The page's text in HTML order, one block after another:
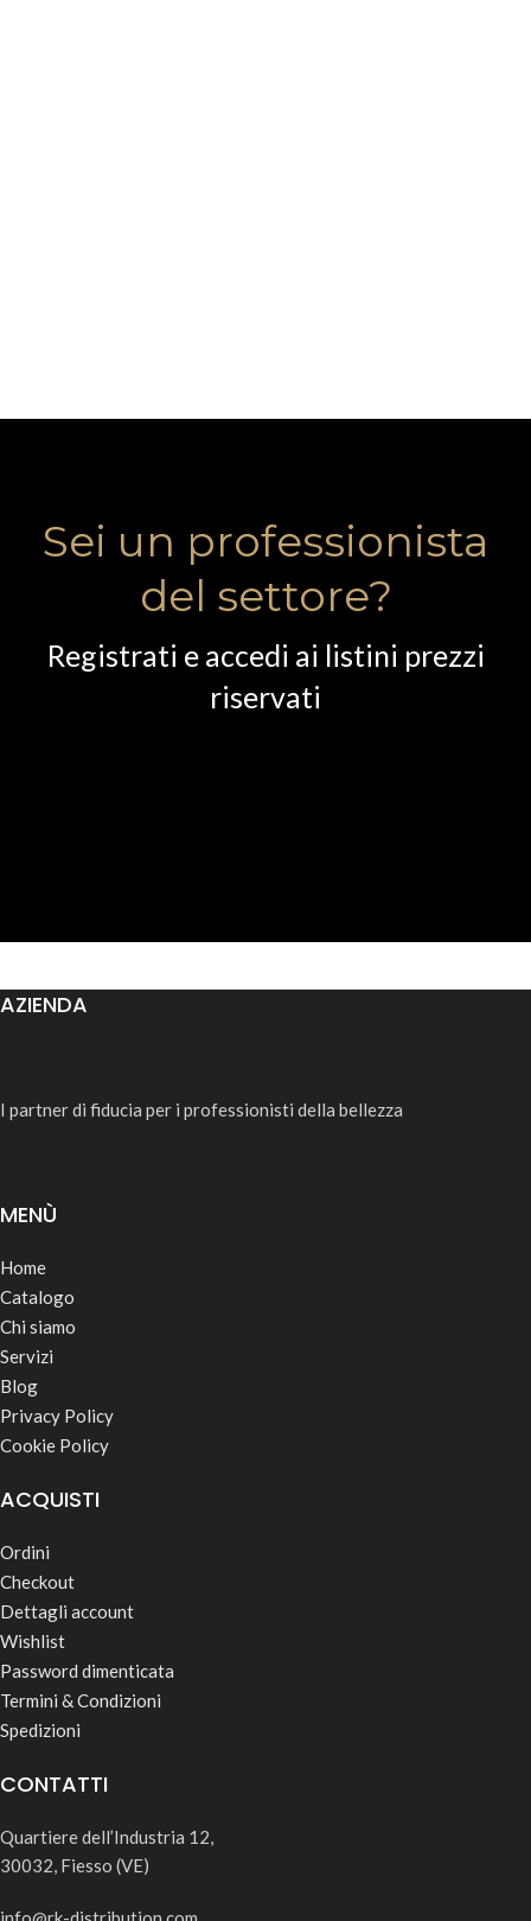
Sei un professionista
del settore?
Registrati e accedi ai listini prezzi
riservati
AZIENDA
I partner di fiducia per i professionisti della bellezza
MENÙ
Home
Catalogo
Chi siamo
Servizi
Blog
Privacy Policy
Cookie Policy
ACQUISTI
Ordini
Checkout
Dettagli account
Wishlist
Password dimenticata
Termini & Condizioni
Spedizioni
CONTATTI
Quartiere dell’Industria 12,
30032, Fiesso (VE)